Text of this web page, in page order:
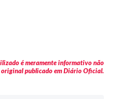
é meramente informativo não
publicado em Diário Oficial.